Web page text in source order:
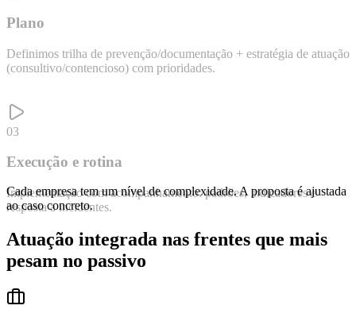
Plano
Definimos trilha de prevenção/documentação + estratégia de atuação
(consultivo/contencioso) com prioridades.
03
Execução e rotina
Implementação com acompanhamento: padrões, indicadores e
resposta a incidentes.
Cada empresa tem um nível de complexidade. A proposta é ajustada
ao caso concreto.
Atuação integrada nas frentes que mais
pesam no passivo